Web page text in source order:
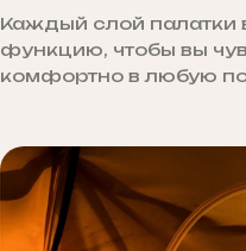
Каждый слой палатки
функцию, чтобы вы
комфортно в любую